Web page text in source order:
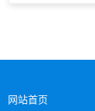
网站首页